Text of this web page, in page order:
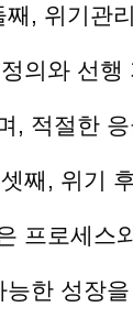
째, 위기관
의와 선행
, 적절한
째, 위기
프로세스
능한 성장